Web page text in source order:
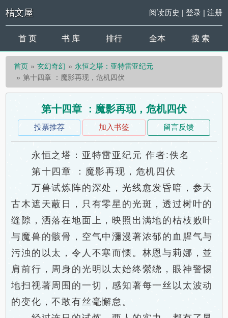
桔文屋 阅读历史 | 登录| 注册
首 页 书 库 排行 全本 搜 索
首页 玄幻奇幻
永恒之塔：亚特雷亚纪元
第十四章 ：魔影再现，危机四伏
第十四章 ：魔影再现，危机四伏
投票推荐 加入书签 留言反馈
永恒之塔：亚特雷亚纪元 作者:佚名
第十四章 ：魔影再现，危机四伏
万兽试炼阵的深处，光线愈发昏暗，参天
古木遮天蔽日，只有零星的光斑，透过树叶的
缝隙，洒落在地面上，映照出满地的枯枝败叶
与魔兽的骸骨，空气中瀰漫著浓郁的血腥气与
污浊的以太，令人不寒而慄。林恩与莉娜，並
肩前行，周身的光明以太始终縈绕，眼神警惕
地扫视著周围的一切，感知著每一丝以太波动
的变化，不敢有丝毫懈怠。